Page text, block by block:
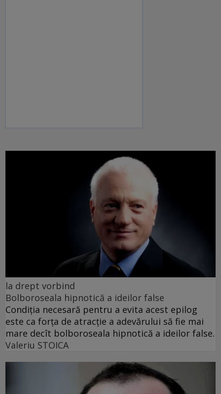
la drept vorbind
Bolboroseala hipnotică a ideilor false
Condiția necesară pentru a evita acest epilog
este ca forța de atracție a adevărului să fie mai
mare decît bolboroseala hipnotică a ideilor false.
Valeriu STOICA